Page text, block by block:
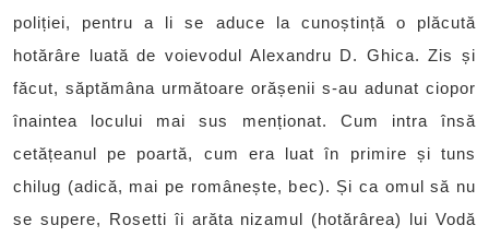
poliției, pentru a li se aduce la cunoștință o plăcută
hotărâre luată de voievodul Alexandru D. Ghica. Zis și
făcut, săptămâna următoare orășenii s-au adunat ciopor
înaintea locului mai sus menționat. Cum intra însă
cetățeanul pe poartă, cum era luat în primire și tuns
chilug (adică, mai pe românește, bec). Și ca omul să nu
se supere, Rosetti îi arăta nizamul (hotărârea) lui Vodă